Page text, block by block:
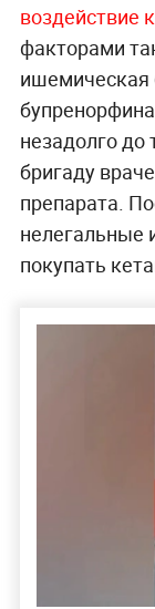
воздействие
факторами
ишемическая
незадолго до
бригаду
препарата.
нелегальные
покупать